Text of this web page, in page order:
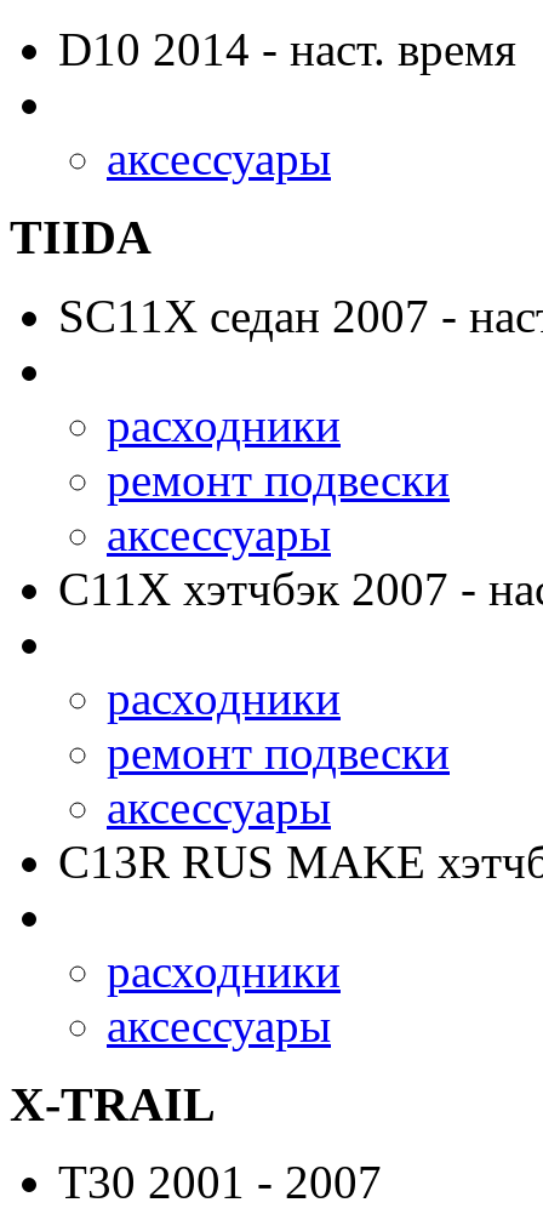
D10 2014 - наст. время
аксессуары
TIIDA
SC11X седан 2007 -
расходники
ремонт подвески
аксессуары
C11X хэтчбэк 2007 -
расходники
ремонт подвески
аксессуары
C13R RUS MAKE
расходники
аксессуары
X-TRAIL
T30 2001 - 2007